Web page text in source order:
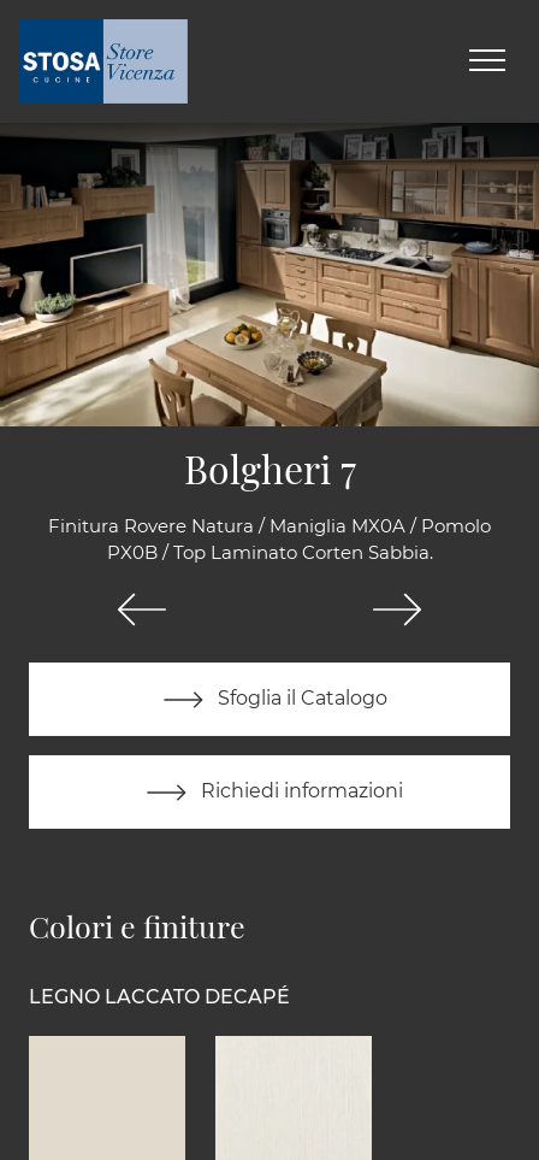
Finitura Rovere Natura / Maniglia MX0A / Pomolo
PX0B / Top Laminato Corten Sabbia.
Sfoglia il Catalogo
Richiedi informazioni
Bolgheri 7
Colori e finiture
LEGNO LACCATO DECAPÉ